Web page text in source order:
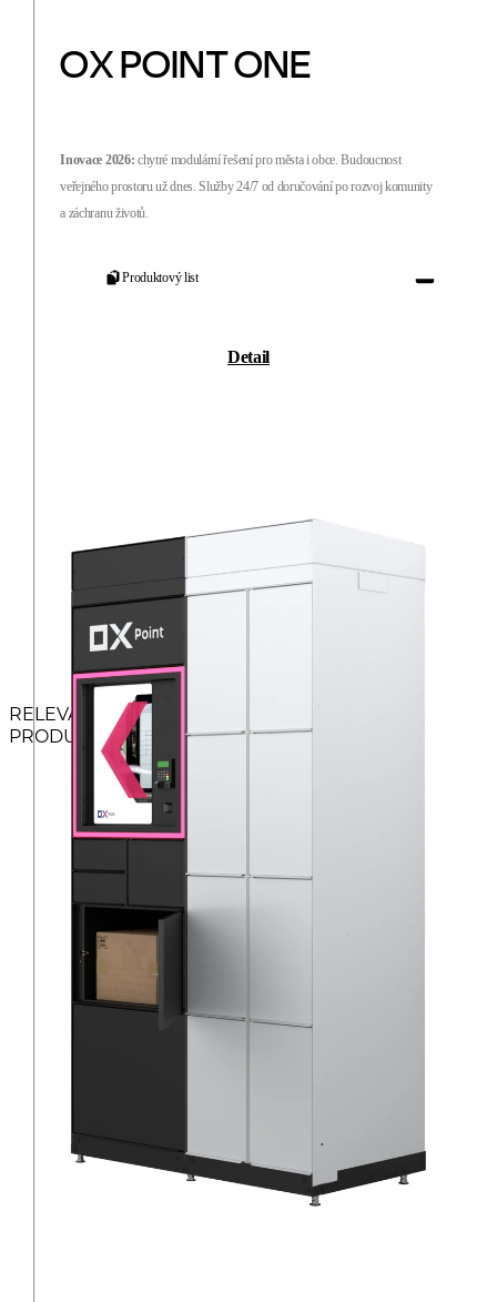
RELEVANTNÍ
PRODUKTY
OX POINT ONE
Inovace 2026: chytré modulární řešení pro města i obce. Budoucnost
veřejného prostoru už dnes. Služby 24/7 od doručování po rozvoj komunity
a záchranu životů.
Produktový list
Detail